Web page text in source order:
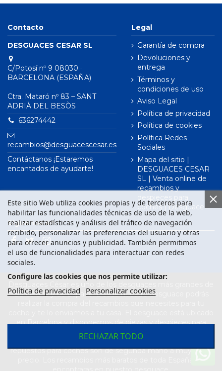
Contacto
DESGUACES CESAR SL
C/Potosí nº 9 08030 ·
BARCELONA (ESPAÑA)
Ctra. Mataró nº 83 – SANT
ADRIÀ DEL BESÒS
636274442
recambios@desguacescesar.es
Contáctanos ¡Estaremos
encantados de ayudarte!
Legal
Garantía de compra
Devoluciones y
entrega
Términos y
condiciones de uso
Aviso Legal
Política de privacidad
Política de cookies
Política Redes
Sociales
Mapa del sitio |
DESGUACES CESAR
SL | Venta online de
recambios y
despieces para
coches | Desguace
Este sitio Web utiliza cookies propias y de terceros para
habilitar las funcionalidades técnicas de uso de la web,
realizar estadísticas y análisis del tráfico de navegación
recibido, personalizar las preferencias del usuario y otras
para ofrecer anuncios y publicidad. También permitimos
el uso de funcionalidades para interactuar con redes
sociales.
Configure las cookies que nos permite utilizar:
Política de privacidad Personalizar cookies
RECHAZAR TODO
Síguenos en
Barcelona y de España. Desde nuestro desguace podrás
en Barcelona y disponemos de piezas y despieces para
todas las marcas de vehículos. Compra el recambio que
necesitas para tu coche en nuestro desguace. Los
repuestos para coches son de segunda mano a muy buen